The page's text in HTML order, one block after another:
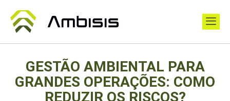
GESTÃO AMBIENTAL PARA
GRANDES OPERAÇÕES: COMO
REDUZIR OS RISCOS?